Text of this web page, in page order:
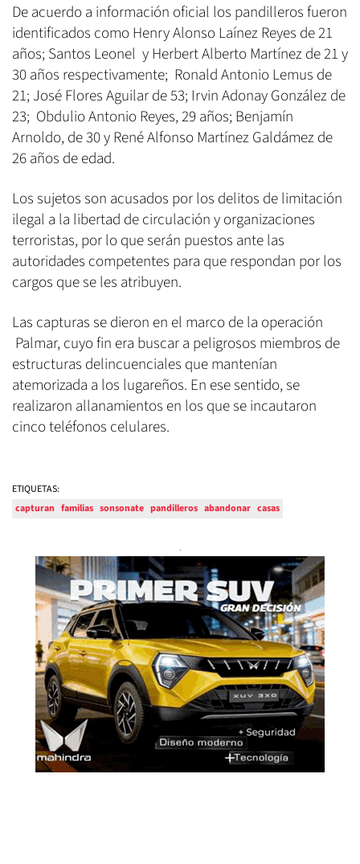
De acuerdo a información oficial los pandilleros fueron
identificados como Henry Alonso Laínez Reyes de 21
años; Santos Leonel y Herbert Alberto Martínez de 21 y
30 años respectivamente; Ronald Antonio Lemus de
21; José Flores Aguilar de 53; Irvin Adonay González de
23; Obdulio Antonio Reyes, 29 años; Benjamín
Arnoldo, de 30 y René Alfonso Martínez Galdámez de
26 años de edad.
Los sujetos son acusados por los delitos de limitación
ilegal a la libertad de circulación y organizaciones
terroristas, por lo que serán puestos ante las
autoridades competentes para que respondan por los
cargos que se les atribuyen.
Las capturas se dieron en el marco de la operación
Palmar, cuyo fin era buscar a peligrosos miembros de
estructuras delincuenciales que mantenían
atemorizada a los lugareños. En ese sentido, se
realizaron allanamientos en los que se incautaron
cinco teléfonos celulares.
ETIQUETAS:
capturan familias sonsonate pandilleros abandonar casas